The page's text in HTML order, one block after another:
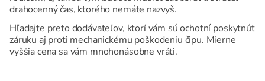
drahocenný čas, ktorého nemáte nazvyš.
Hľadajte preto dodávateľov, ktorí vám sú ochotní poskytnúť
záruku aj proti mechanickému poškodeniu čipu. Mierne
vyššia cena sa vám mnohonásobne vráti.